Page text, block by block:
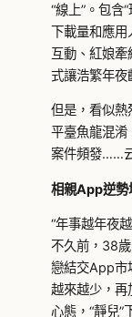
“線上”。包含
下載量和應用
互動、紅娘
式讓浩繁年夜
但是，看似熱
平臺魚龍混淆
案件頻發……
相親App逆勢
“年事越年夜
不久前，38
戀結交App市
越來越少，再
心態，“靜兒”